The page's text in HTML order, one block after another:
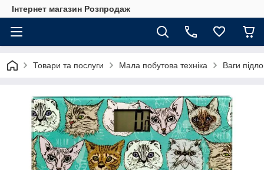
Інтернет магазин Розпродаж
Товари та послуги Мала побутова техніка Ваги